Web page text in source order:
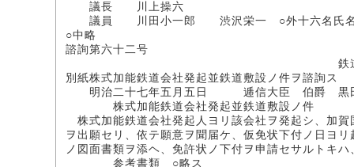
議長 川上操六
議員 川田小一郎 渋沢栄一 ○外十六名氏
○中略
諮詢第六十二号
鉄道会
別紙株式加能鉄道会社発起並鉄道敷設ノ件ヲ諮詢ス
明治二十七年五月五日 逓信大臣 伯爵 黒
株式加能鉄道会社発起並鉄道敷設ノ件
株式加能鉄道会社発起人ヨリ該会社ヲ発起シ、加
ヲ出願セリ、依テ願意ヲ聞届ケ、仮免状下付ノ日ヨ
ノ図面書類ヲ添ヘ、免許状ノ下付ヲ申請セサルトキ
参考書類 ○略ス